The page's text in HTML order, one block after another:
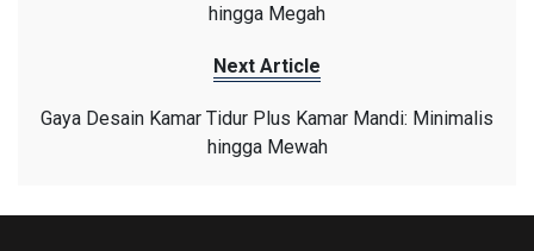
hingga Megah
Next Article
Gaya Desain Kamar Tidur Plus Kamar Mandi: Minimalis
hingga Mewah